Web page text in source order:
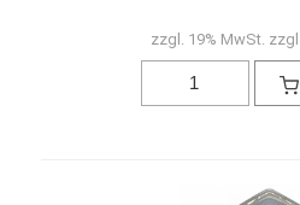
zzgl. 19% MwSt.